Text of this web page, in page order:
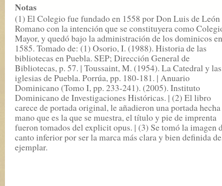
Notas
(1) El Colegio fue fundado en 1558 por Don Luis de León
Romano con la intención que se constituyera como
Mayor, y quedó bajo la administración de los dominicos en
1585. Tomado de: (1) Osorio, I. (1988). Historia de las
bibliotecas en Puebla. SEP; Dirección General de
Bibliotecas, p. 57. | Toussaint, M. (1954). La Catedral y las
iglesias de Puebla. Porrúa, pp. 180-181. | Anuario
Dominicano (Tomo I, pp. 233-241). (2005). Instituto
Dominicano de Investigaciones Históricas. | (2) El libro
carece de portada original, le añadieron una portada hecha
mano que es la que se muestra, el título y pie de imprenta
fueron tomados del explicit opus. | (3) Se tomó la imagen
canto inferior por ser la marca más clara y bien definida
ejemplar.